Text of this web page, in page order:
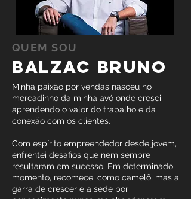
QUEM SOU
Balzac bruno
Minha paixão por vendas nasceu no
mercadinho da minha avó onde cresci
aprendendo o valor do trabalho e da
conexão com os clientes.
Com espírito empreendedor desde jovem,
enfrentei desafios que nem sempre
resultaram em sucesso. Em determinado
momento, recomecei como camelô, mas a
garra de crescer e a sede por